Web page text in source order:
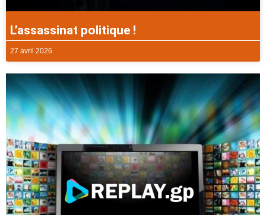
L’assassinat politique !
27 avril 2026